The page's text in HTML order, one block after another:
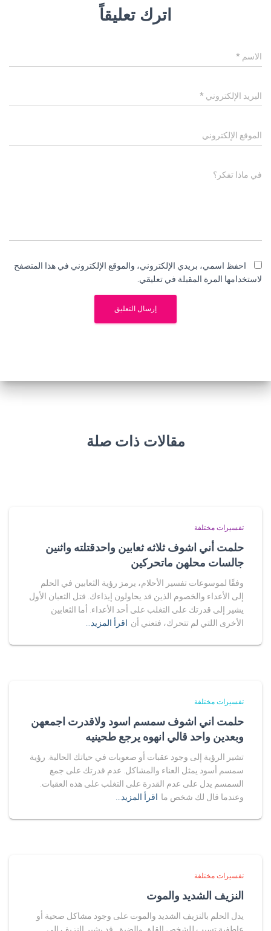
اترك تعليقاً
الاسم *
البريد الإلكتروني *
الموقع الإلكتروني
في ماذا تفكر؟
احفظ اسمي، بريدي الإلكتروني، والموقع الإلكتروني في هذا المتصفح
لاستخدامها المرة المقبلة في تعليقي.
مقالات ذات صلة
تفسيرات مختلفة
حلمت أني اشوف ثلاثه ثعابين واحدقتلته واثنين
جالسات محلهن ماتحركين
وفقًا لموسوعات تفسير الأحلام، يرمز رؤية الثعابين في الحلم
إلى الأعداء والخصوم الذين قد يحاولون إيذاءك. قتل الثعبان الأول
يشير إلى قدرتك على التغلب على أحد الأعداء. أما الثعابين
الأخرى اللتي لم تتحرك، فتعني أن اقرأ المزيد…
تفسيرات مختلفة
حلمت اني اشوف سمسم اسود ولاقدرت اجمعهن
وبعدين واحد قالي انهوه يرجع طحينيه
تشير الرؤية إلى وجود عقبات أو صعوبات في حياتك الحالية. رؤية
سمسم أسود يمثل العناء والمشاكل. عدم قدرتك على جمع
السمسم يدل على عدم القدرة على التغلب على هذه العقبات.
وعندما قال لك شخص ما اقرأ المزيد…
تفسيرات مختلفة
النزيف الشديد والموت
يدل الحلم بالنزيف الشديد والموت على وجود مشاكل صحية أو